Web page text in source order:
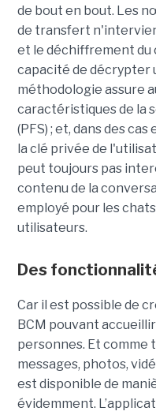
de bout en bout. Les
de transfert
et le déchiffrement du
capacité de décrypter
méthodologie assure
caractéristiques de la
(PFS) ; et, dans des
la clé privée de
peut toujours pas
contenu de la
employé pour les
utilisateurs.
Des
Car il est possible de
BCM pouvant
personnes. Et comme
messages, photos,
est disponible de
évidemment.